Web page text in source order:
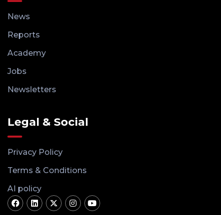
News
Reports
Academy
Jobs
Newsletters
Legal & Social
Privacy Policy
Terms & Conditions
AI policy